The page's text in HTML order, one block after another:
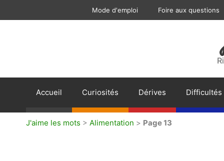
Mode d'emploi Foire aux questions
Accueil Curiosités Dérives Difficultés
J'aime les mots > Alimentation > Page 13